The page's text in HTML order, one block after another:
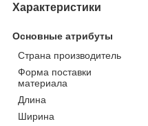
Характеристики
Основные атрибуты
Страна производитель
Форма поставки
материала
Длина
Ширина